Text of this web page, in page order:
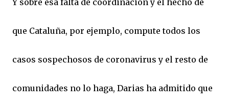
Y sobre esa falta de coordinación y el hecho de
que Cataluña, por ejemplo, compute todos los
casos sospechosos de coronavirus y el resto de
comunidades no lo haga, Darias ha admitido que